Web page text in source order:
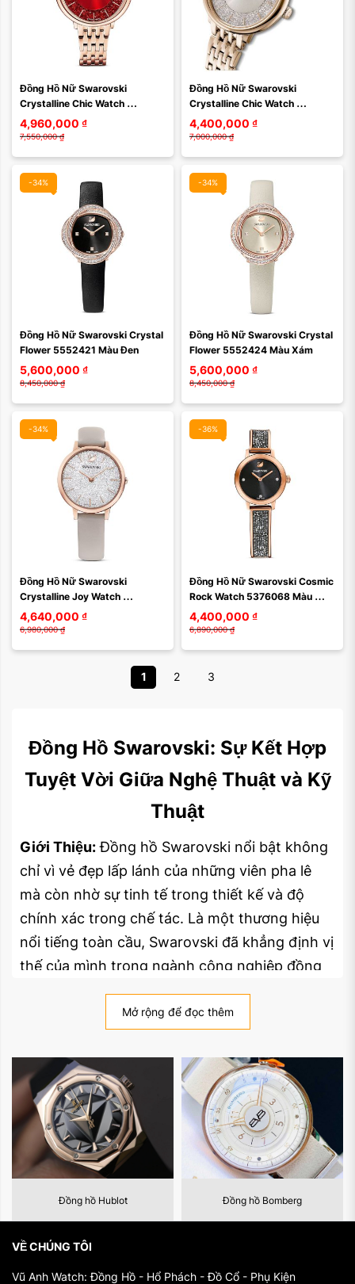
Đồng Hồ Nữ Swarovski
Crystalline Chic Watch
5547608 Màu Vàng Gold  Mặt
Đỏ
4,960,000 ₫
7,550,000 ₫
Đồng Hồ Nữ Swarovski
Crystalline Chic Watch
5547611 Màu Vàng
Champagne
4,400,000 ₫
7,000,000 ₫
-34%
Màu mặt:
Xóa
Đồng Hồ Nữ Swarovski Crystal
Flower 5552421 Màu Đen
5,600,000 ₫
8,450,000 ₫
-34%
Màu mặt:
Xóa
Đồng Hồ Nữ Swarovski Crystal
Flower 5552424 Màu Xám
5,600,000 ₫
8,450,000 ₫
-34%
Màu mặt:
Xóa
Đồng Hồ Nữ Swarovski
Crystalline Joy Watch
5563702 Màu Xám
4,640,000 ₫
6,980,000 ₫
-36%
Màu mặt:
Xóa
Đồng Hồ Nữ Swarovski Cosmic
Rock Watch 5376068 Màu
Đen, Vàng Hồng
4,400,000 ₫
6,890,000 ₫
1 2 3
Đồng Hồ Swarovski: Sự Kết Hợp
Tuyệt Vời Giữa Nghệ Thuật và Kỹ
Thuật
Giới Thiệu:Đồng hồ Swarovski nổi bật không
chỉ vì vẻ đẹp lấp lánh của những viên pha lê
mà còn nhờ sự tinh tế trong thiết kế và độ
chính xác trong chế tác. Là một thương hiệu
nổi tiếng toàn cầu, Swarovski đã khẳng định vị
thế của mình trong ngành công nghiệp đồng
kỹ thuật chế tác đồng hồ tinh xảo.
thành lập vào năm 1895 bởi Daniel Swarovski
ở Tyrol, Áo, bắt đầu với những sản phẩm pha
lê. Từ khi ra đời, thương hiệu này đã nhanh
chóng nổi tiếng với các sản phẩm pha lê tinh
xảo và trở thành biểu tượng của sự sang trọng
và thanh lịch. Vào cuối thế kỷ 20, Swarovski
cú sốc lớn trong ngành công nghiệp đồng hồ
Mở rộng để đọc thêm
Đồng hồ Hublot Đồng hồ Bomberg
VỀ CHÚNG TÔI
Vũ Anh Watch: Đồng Hồ - Hổ Phách - Đồ Cổ - Phụ Kiện